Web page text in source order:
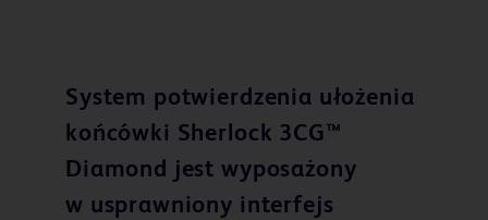
System potwierdzenia ułożenia
końcówki Sherlock 3CG™
Diamond jest wyposażony
w usprawniony interfejs